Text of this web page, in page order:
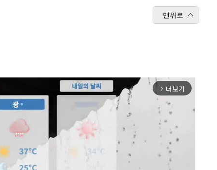
맨위로
arrow_forward_ios 더보기